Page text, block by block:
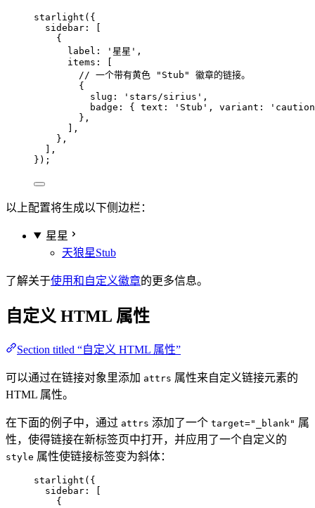
starlight ({
sidebar: [
{
label:
' 星星 ' ,
items: [
// 一个带有黄色 "Stub" 徽章的链接。
{
slug:
' stars/sirius ' ,
badge: { text:
' Stub ' , variant: ' caution
},
],
},
],
});
以上配置将生成以下侧边栏：
星星
天狼星Stub
了解关于使用和自定义徽章的更多信息。
自定义 HTML 属性
Section titled “自定义 HTML 属性”
可以通过在链接对象里添加 attrs 属性来自定义链接元素的
HTML 属性。
在下面的例子中，通过 attrs 添加了一个 target="_blank" 属
性，使得链接在新标签页中打开，并应用了一个自定义的
style 属性使链接标签变为斜体：
starlight ({
sidebar: [
{